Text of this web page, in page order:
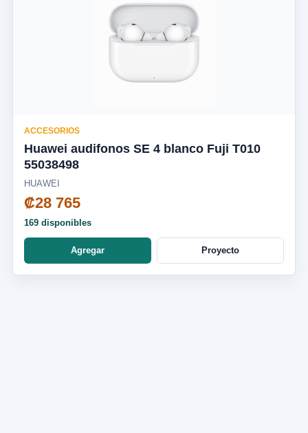
ACCESORIOS
Huawei audifonos SE 4 blanco Fuji T010
55038498
HUAWEI
₡28 765
169 disponibles
Agregar Proyecto